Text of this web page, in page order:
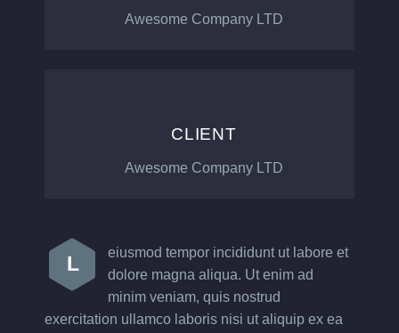
Awesome Company LTD
CLIENT
Awesome Company LTD
L
eiusmod tempor incididunt ut labore et
dolore magna aliqua. Ut enim ad
minim veniam, quis nostrud
exercitation ullamco laboris nisi ut aliquip ex ea